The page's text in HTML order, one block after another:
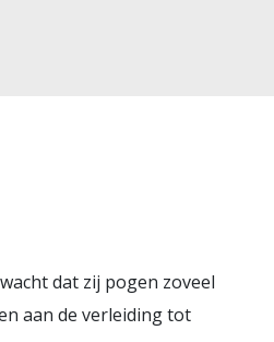
dat zij pogen zoveel
aan de verleiding tot